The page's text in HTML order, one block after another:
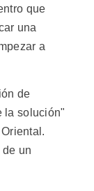
que
una
a
de
la solución"
un